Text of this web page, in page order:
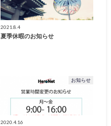
2021.8.4
夏季休暇のお知らせ
お知らせ
2020.4.16